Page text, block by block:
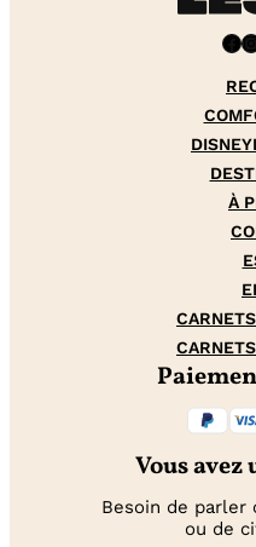
Facebook
À
Vous
Besoin de parler
ou de